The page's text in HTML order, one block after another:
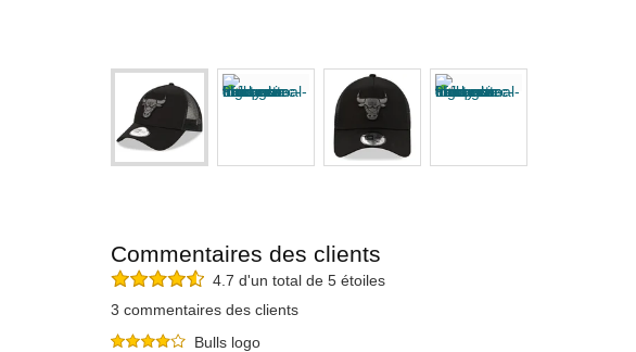
Commentaires des clients
4.7 d'un total de 5 étoiles
3 commentaires des clients
Bulls logo